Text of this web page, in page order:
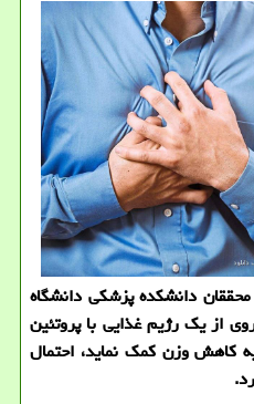
محققان دانشكده پزشكی دانشگاه
از یك رژیم غذایی با پروتئین
كاهش وزن كمك نماید، احتمال